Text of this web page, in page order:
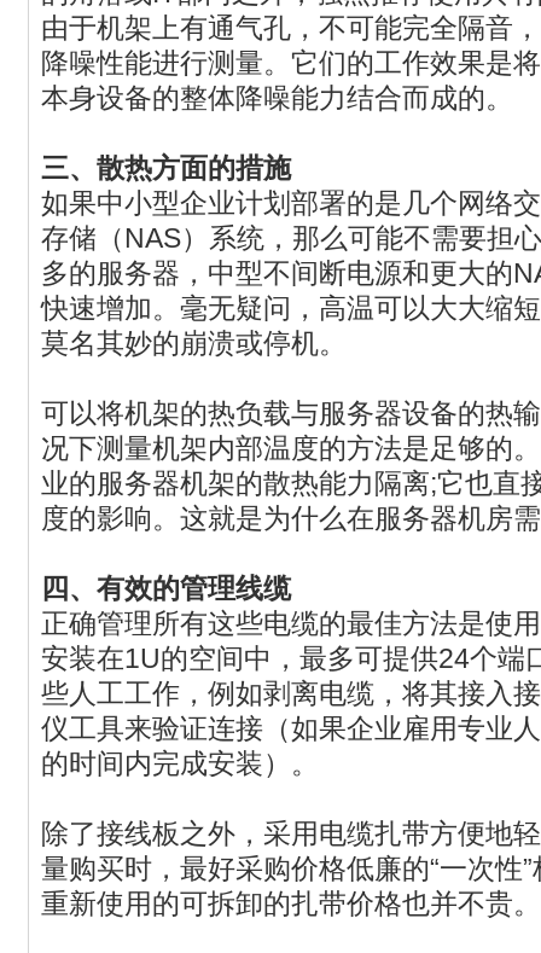
由于机架上有通气孔，不可能完全隔音
降噪性能进行测量。它们的工作效果是
本身设备的整体降噪能力结合而成的。
三、散热方面的措施
如果中小型企业计划部署的是几个网络
存储（NAS）系统，那么可能不需要担
多的服务器，中型不间断电源和更大的
快速增加。毫无疑问，高温可以大大缩
莫名其妙的崩溃或停机。
可以将机架的热负载与服务器设备的热
况下测量机架内部温度的方法是足够的
业的服务器机架的散热能力隔离;它也直
度的影响。这就是为什么在服务器机房
四、有效的管理线缆
正确管理所有这些电缆的最佳方法是使
安装在1U的空间中，最多可提供24个端
些人工工作，例如剥离电缆，将其接入
仪工具来验证连接（如果企业雇用专业
的时间内完成安装）。
除了接线板之外，采用电缆扎带方便地
量购买时，最好采购价格低廉的“一次性
重新使用的可拆卸的扎带价格也并不贵。